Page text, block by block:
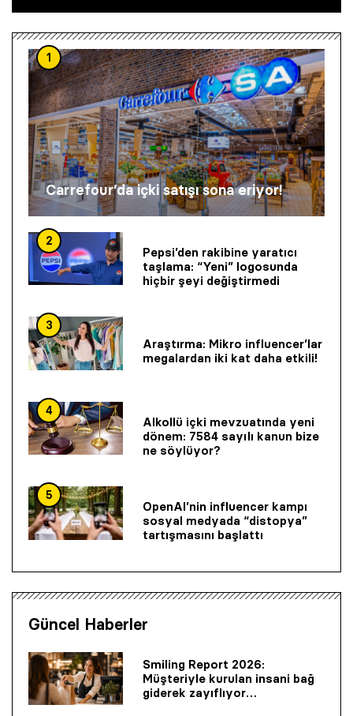
1
Carrefour’da içki satışı sona eriyor!
2
Pepsi’den rakibine yaratıcı
taşlama: “Yeni” logosunda
hiçbir şeyi değiştirmedi
3
Araştırma: Mikro influencer’lar
megalardan iki kat daha etkili!
4
Alkollü içki mevzuatında yeni
dönem: 7584 sayılı kanun bize
ne söylüyor?
5
OpenAI’nin influencer kampı
sosyal medyada “distopya”
tartışmasını başlattı
Güncel Haberler
Smiling Report 2026:
Müşteriyle kurulan insani bağ
giderek zayıflıyor…